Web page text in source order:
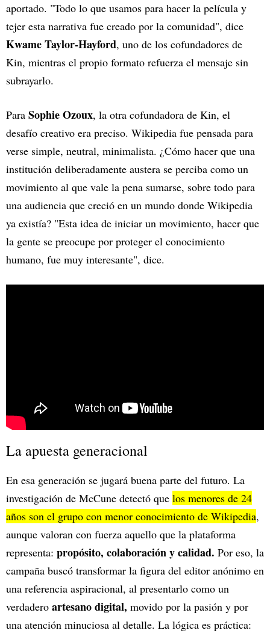
aportado. "Todo lo que usamos para hacer la película y
tejer esta narrativa fue creado por la comunidad", dice
Kwame Taylor-Hayford, uno de los cofundadores de
Kin, mientras el propio formato refuerza el mensaje sin
subrayarlo.
Para Sophie Ozoux, la otra cofundadora de Kin, el
desafío creativo era preciso. Wikipedia fue pensada para
verse simple, neutral, minimalista. ¿Cómo hacer que una
institución deliberadamente austera se perciba como un
movimiento al que vale la pena sumarse, sobre todo para
una audiencia que creció en un mundo donde Wikipedia
ya existía? "Esta idea de iniciar un movimiento, hacer que
la gente se preocupe por proteger el conocimiento
humano, fue muy interesante", dice.
La apuesta generacional
En esa generación se jugará buena parte del futuro. La
investigación de McCune detectó que los menores de 24
años son el grupo con menor conocimiento de Wikipedia,
aunque valoran con fuerza aquello que la plataforma
representa: propósito, colaboración y calidad. Por eso, la
campaña buscó transformar la figura del editor anónimo en
una referencia aspiracional, al presentarlo como un
verdadero artesano digital, movido por la pasión y por
una atención minuciosa al detalle. La lógica es práctica: